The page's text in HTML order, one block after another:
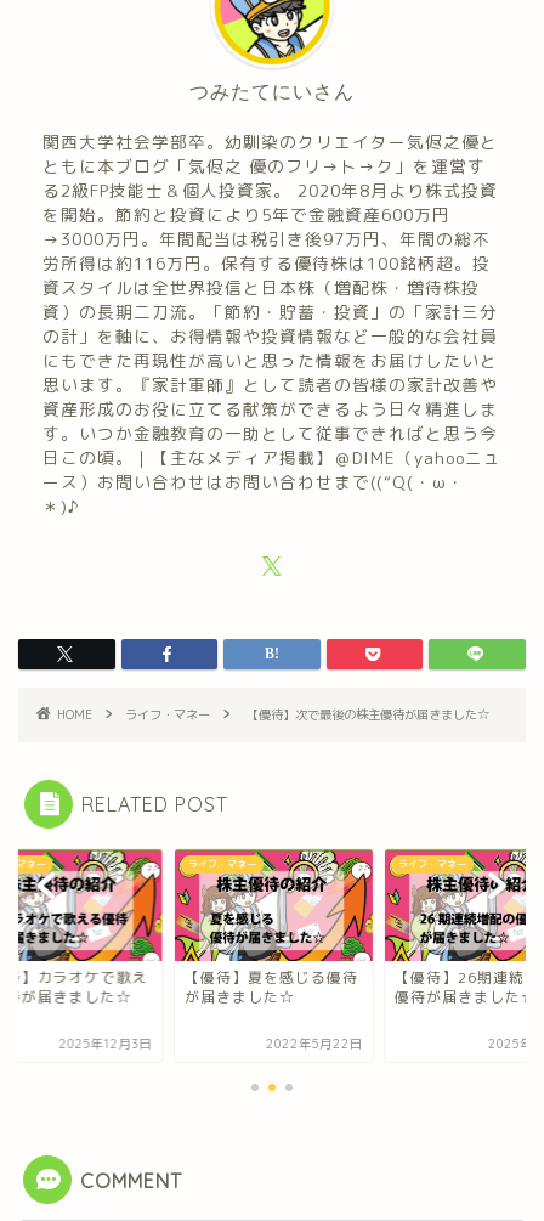
つみたてにいさん
関西大学社会学部卒。幼馴染のクリエイター気侭之優と
ともに本ブログ「気侭之 優のフリ→ト→ク」を運営す
る2級FP技能士＆個人投資家。 2020年8月より株式投資
を開始。節約と投資により5年で金融資産600万円
→3000万円。年間配当は税引き後97万円、年間の総不
労所得は約116万円。保有する優待株は100銘柄超。投
資スタイルは全世界投信と日本株（増配株・増待株投
資）の長期二刀流。「節約・貯蓄・投資」の「家計三分
の計」を軸に、お得情報や投資情報など一般的な会社員
にもできた再現性が高いと思った情報をお届けしたいと
思います。『家計軍師』として読者の皆様の家計改善や
資産形成のお役に立てる献策ができるよう日々精進しま
す。いつか金融教育の一助として従事できればと思う今
日この頃。｜【主なメディア掲載】＠DIME（yahooニュ
ース）お問い合わせはお問い合わせまで((“Q(・ω・
＊)♪
HOME ライフ・マネー 【優待】次で最後の株主優待が届きました☆
RELATED POST
イフ・マネー
優待】夏を感じる優待
届きました☆
2022年5月22日
ライフ・マネー
【優待】26期連続増配の
優待が届きました☆
2025年7月1日
ライフ・マネー
【優待】カラオケ
る優待が届きま
2025年
COMMENT